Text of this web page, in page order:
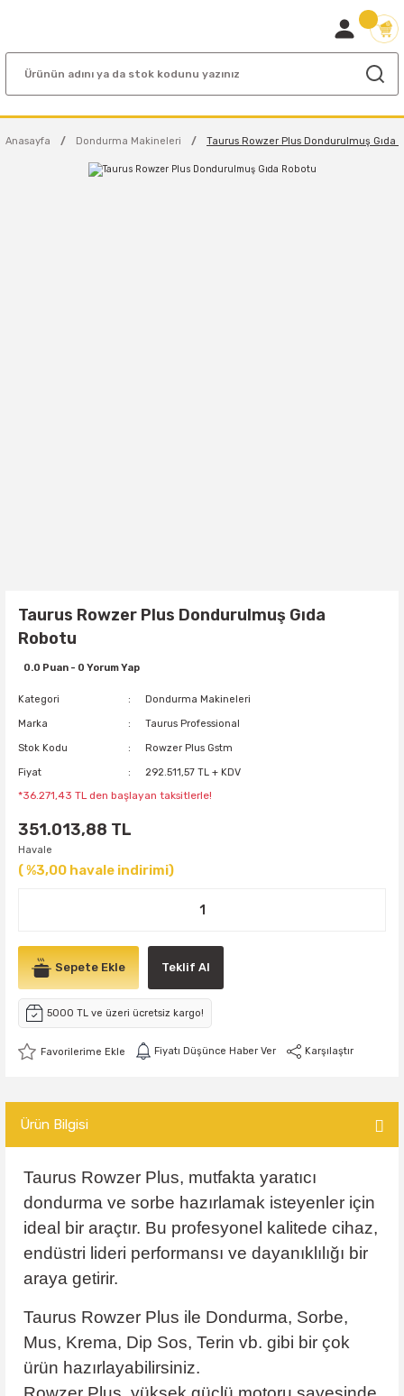
Anasayfa Dondurma Makineleri Taurus Rowzer Plus Dondurulmuş Gıda
Taurus Rowzer Plus Dondurulmuş Gıda
Robotu
0.0 Puan - 0 Yorum Yap
Kategori Dondurma Makineleri
Marka Taurus Professional
Stok Kodu Rowzer Plus Gstm
Fiyat 292.511,57 TL + KDV
*36.271,43 TL den başlayan taksitlerle!
351.013,88 TL
Havale
( %3,00 havale indirimi)
Sepete Ekle Teklif Al
5000 TL ve üzeri ücretsiz kargo!
Fiyatı Düşünce Haber Ver Karşılaştır
Ürün Bilgisi
Taurus Rowzer Plus, mutfakta yaratıcı
dondurma ve sorbe hazırlamak isteyenler için
ideal bir araçtır. Bu profesyonel kalitede cihaz,
endüstri lideri performansı ve dayanıklılığı bir
araya getirir.
Taurus Rowzer Plus ile Dondurma, Sorbe,
Mus, Krema, Dip Sos, Terin vb. gibi bir çok
ürün hazırlayabilirsiniz.